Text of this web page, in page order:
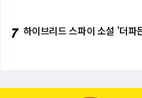
7 하이브리드 스파이 소설 '더